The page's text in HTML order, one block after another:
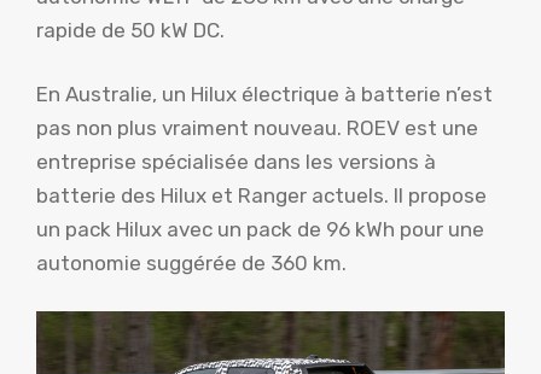
rapide de 50 kW DC.
En Australie, un Hilux électrique à batterie n’est
pas non plus vraiment nouveau. ROEV est une
entreprise spécialisée dans les versions à
batterie des Hilux et Ranger actuels. Il propose
un pack Hilux avec un pack de 96 kWh pour une
autonomie suggérée de 360 ​​km.